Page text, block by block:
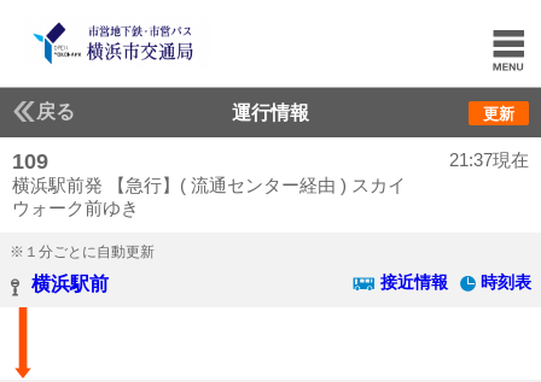
戻る 運行情報 更新
109
横浜駅前発 【急行】( 流通センター経由 ) スカイ
ウォーク前ゆき
21:37現在
※１分ごとに自動更新
横浜駅前 接近情報 時刻表